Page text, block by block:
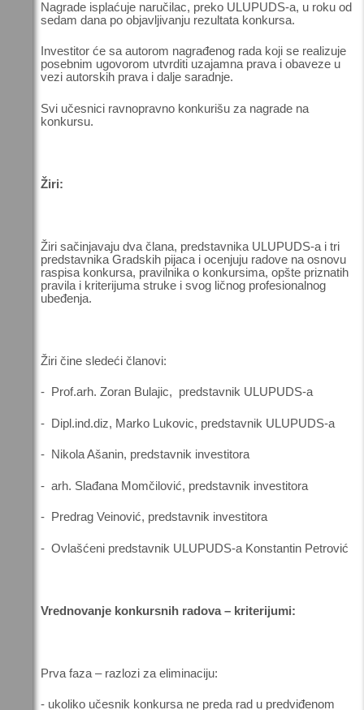
Nagrade isplaćuje naručilac, preko ULUPUDS-a, u roku od
sedam dana po objavljivanju rezultata konkursa.
Investitor će sa autorom nagrađenog rada koji se realizuje
posebnim ugovorom utvrditi uzajamna prava i obaveze u
vezi autorskih prava i dalje saradnje.
Svi učesnici ravnopravno konkurišu za nagrade na
konkursu.
Žiri:
Žiri sačinjavaju dva člana, predstavnika ULUPUDS-a i tri
predstavnika Gradskih pijaca i ocenjuju radove na osnovu
raspisa konkursa, pravilnika o konkursima, opšte priznatih
pravila i kriterijuma struke i svog ličnog profesionalnog
ubeđenja.
Žiri čine sledeći članovi:
- Prof.arh. Zoran Bulajic, predstavnik ULUPUDS-a
- Dipl.ind.diz, Marko Lukovic, predstavnik ULUPUDS-a
- Nikola Ašanin, predstavnik investitora
- arh. Slađana Momčilović, predstavnik investitora
- Predrag Veinović, predstavnik investitora
- Ovlašćeni predstavnik ULUPUDS-a Konstantin Petrović
Vrednovanje konkursnih radova – kriterijumi:
Prva faza – razlozi za eliminaciju:
- ukoliko učesnik konkursa ne preda rad u predviđenom